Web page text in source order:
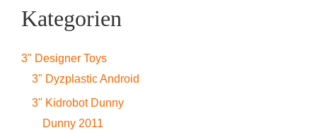
Kategorien
3" Designer Toys
3" Dyzplastic Android
3" Kidrobot Dunny
Dunny 2011